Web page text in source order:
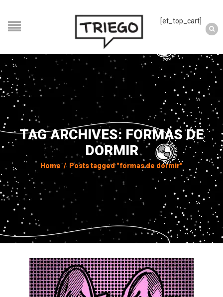
[et_top_cart]
TAG ARCHIVES: FORMAS DE
DORMIR
Home / Posts tagged "formas de dormir"